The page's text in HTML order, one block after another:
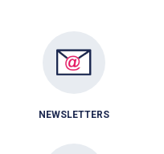
NEWSLETTERS